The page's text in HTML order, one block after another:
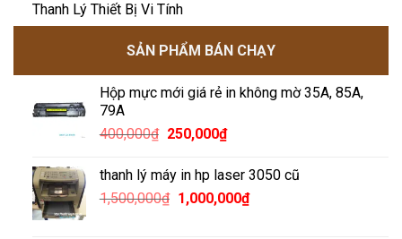
Thanh Lý Thiết Bị Vi Tính
SẢN PHẨM BÁN CHẠY
Hộp mực mới giá rẻ in không mờ 35A, 85A,
79A
400,000₫ Giá
là:
400,000₫.
250,000₫Giá
tại
là:
250,000₫.
thanh lý máy in hp laser 3050 cũ
1,500,000₫ Giá
1,000,000₫Giá